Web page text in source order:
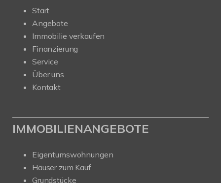
Start
Angebote
Immobilie verkaufen
Finanzierung
Service
Über uns
Kontakt
IMMOBILIENANGEBOTE
Eigentumswohnungen
Häuser zum Kauf
Grundstücke